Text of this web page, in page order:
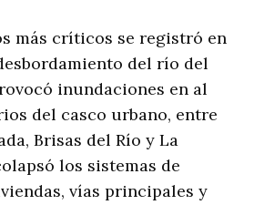
más críticos se registró en
del río del
inundaciones en al
del casco urbano, entre
Brisas del Río y La
los sistemas de
vías principales y